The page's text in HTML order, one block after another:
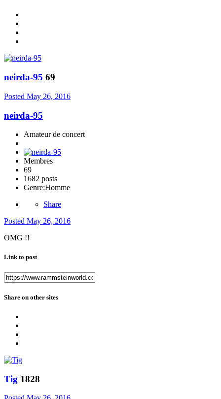
neirda-95 69
Posted May 26, 2016
neirda-95
Amateur de concert
Membres
69
1682 posts
Genre:Homme
Share
Posted May 26, 2016
OMG !!
Link to post
Share on other sites
Tig 1828